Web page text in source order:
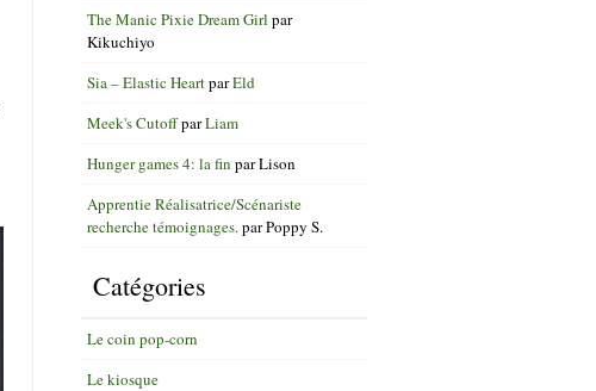
The Manic Pixie Dream Girl par
Kikuchiyo
Sia – Elastic HeartparEld
Meek's CutoffparLiam
Hunger games 4: la fin parLison
Apprentie Réalisatrice/Scénariste
recherche témoignages. parPoppy S.
Catégories
Le coin pop-corn
Le kiosque